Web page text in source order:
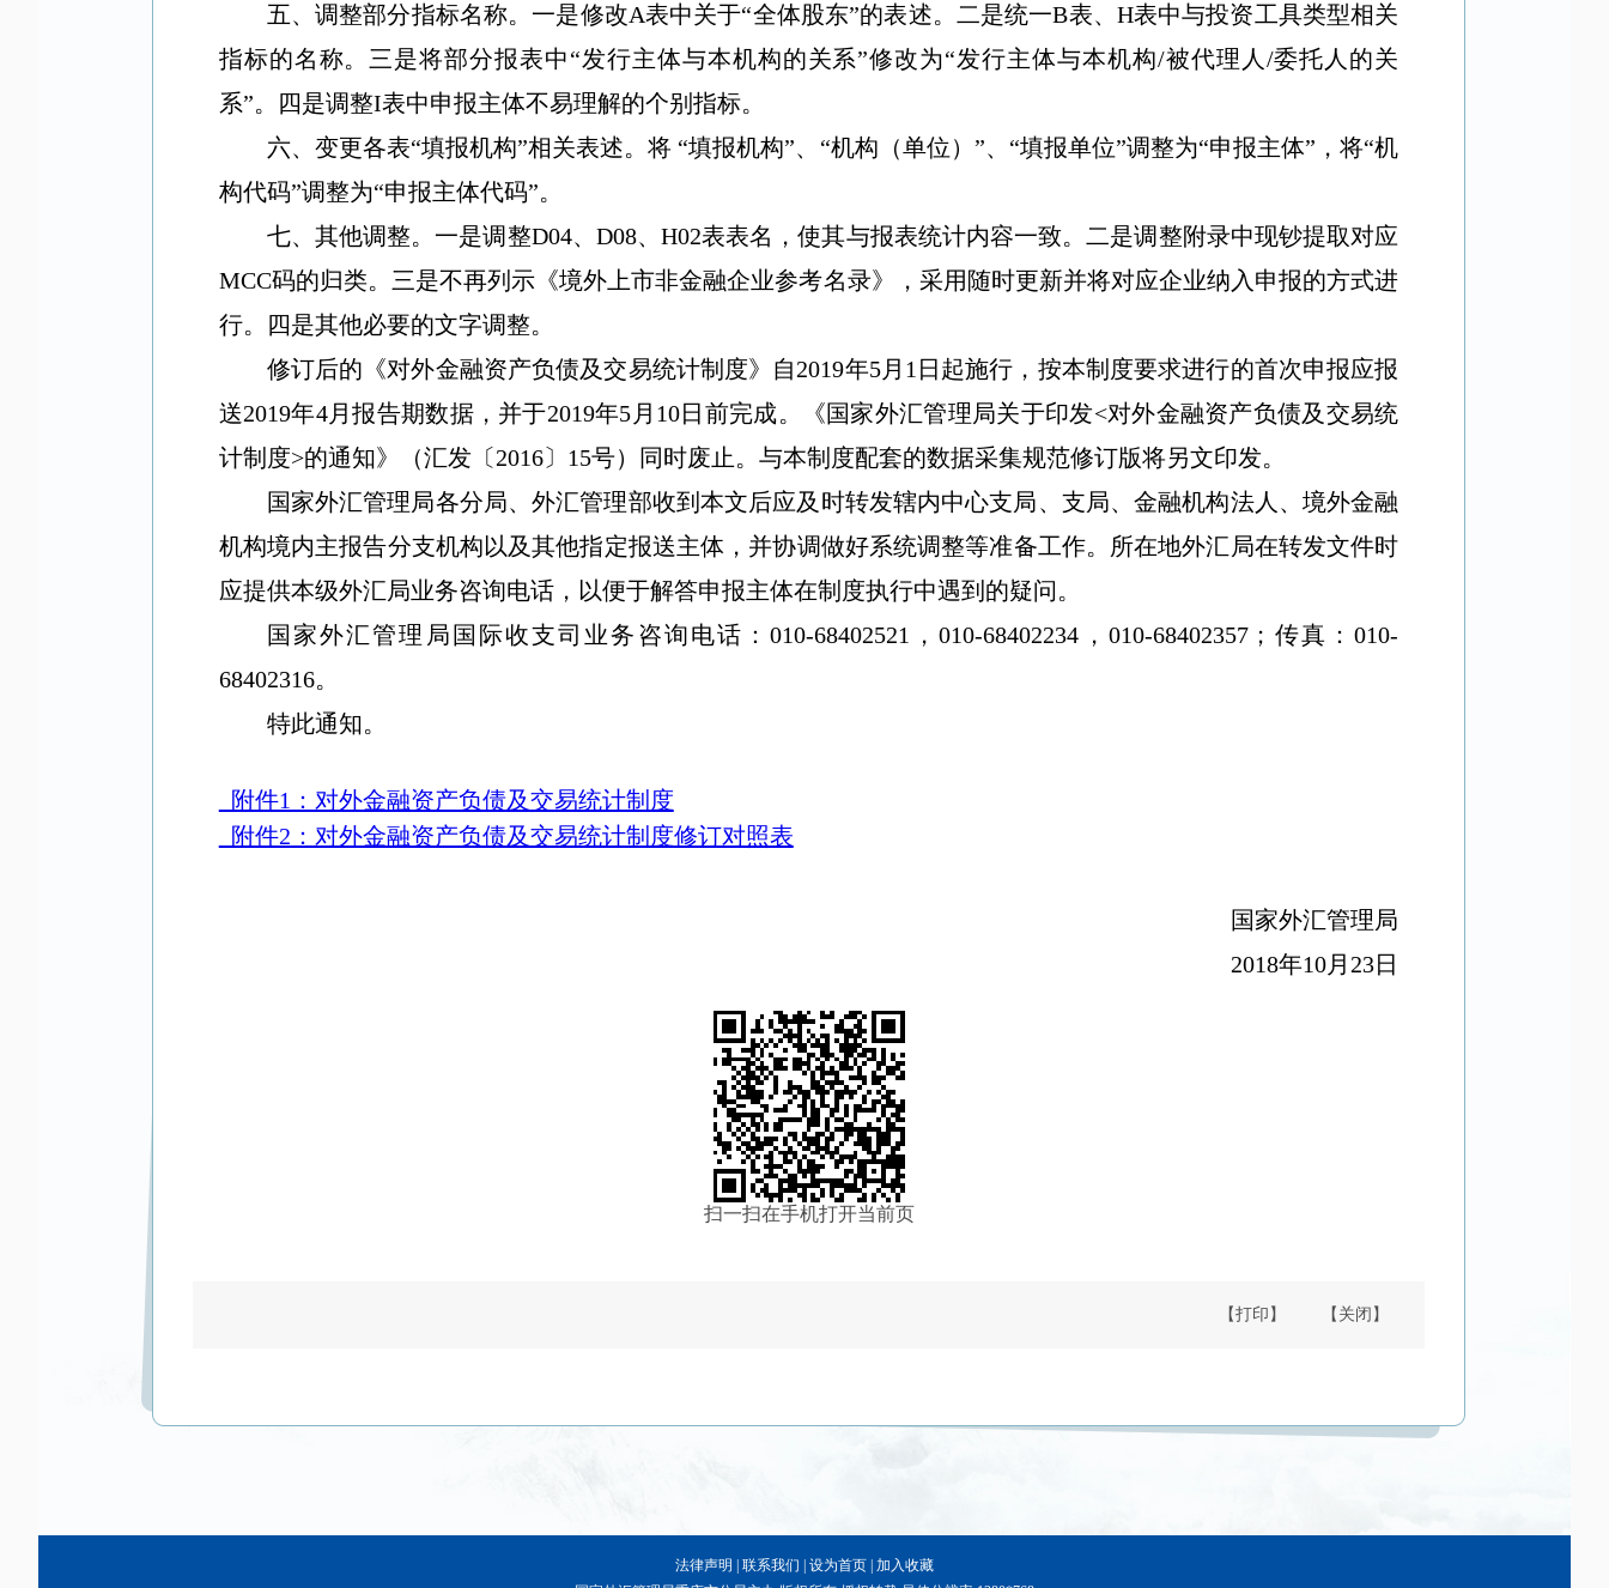
五、调整部分指标名称。一是修改A表中关于“全体股东”的表述。二是统一B表、 H表中与投资工具类型相关
指标的名称。三是将部分报表中“发行主体与本机构的关系”修改为“发行主体与本机构/被代理人 /委托人的关
系”。四是调整I表中申报主体不易理解的个别指标。
六、变更各表“填报机构”相关表述。将 “填报机构”、 “机构（单位） ”、 “填报单位”调整为“申报主体” ，将“机
构代码”调整为“申报主体代码”。
七、其他调整。一是调整D04、 D08、 H02表表名，使其与报表统计内容一致。二是调整附录中现钞提取对应
MCC码的归类。三是不再列示《境外上市非金融企业参考名录》，采用随时更新并将对应企业纳入申报的方式进
行。四是其他必要的文字调整。
修订后的《对外金融资产负债及交易统计制度》自2019年5月 1 日起施行，按本制度要求进行的首次申报应报
送2019年4月报告期数据，并于2019年5 月 10日前完成。《国家外汇管理局关于印发<对外金融资产负债及交易统
计制度>的通知》（汇发〔2016〕 15号）同时废止。与本制度配套的数据采集规范修订版将另文印发。
国家外汇管理局各分局、外汇管理部收到本文后应及时转发辖内中心支局、支局、金融机构法人、境外金融
机构境内主报告分支机构以及其他指定报送主体，并协调做好系统调整等准备工作。所在地外汇局在转发文件时
应提供本级外汇局业务咨询电话，以便于解答申报主体在制度执行中遇到的疑问。
国家外汇管理局国际收支司业务咨询电话：010-68402521 ，010-68402234 ， 010-68402357；传真：010-
68402316。
特此通知。
附件1：对外金融资产负债及交易统计制度
附件2：对外金融资产负债及交易统计制度修订对照表
国家外汇管理局
2018年10月 23日
扫一扫在手机打开当前页
【打印】 【关闭】
法律声明 联系我们 设为首页 加入收藏